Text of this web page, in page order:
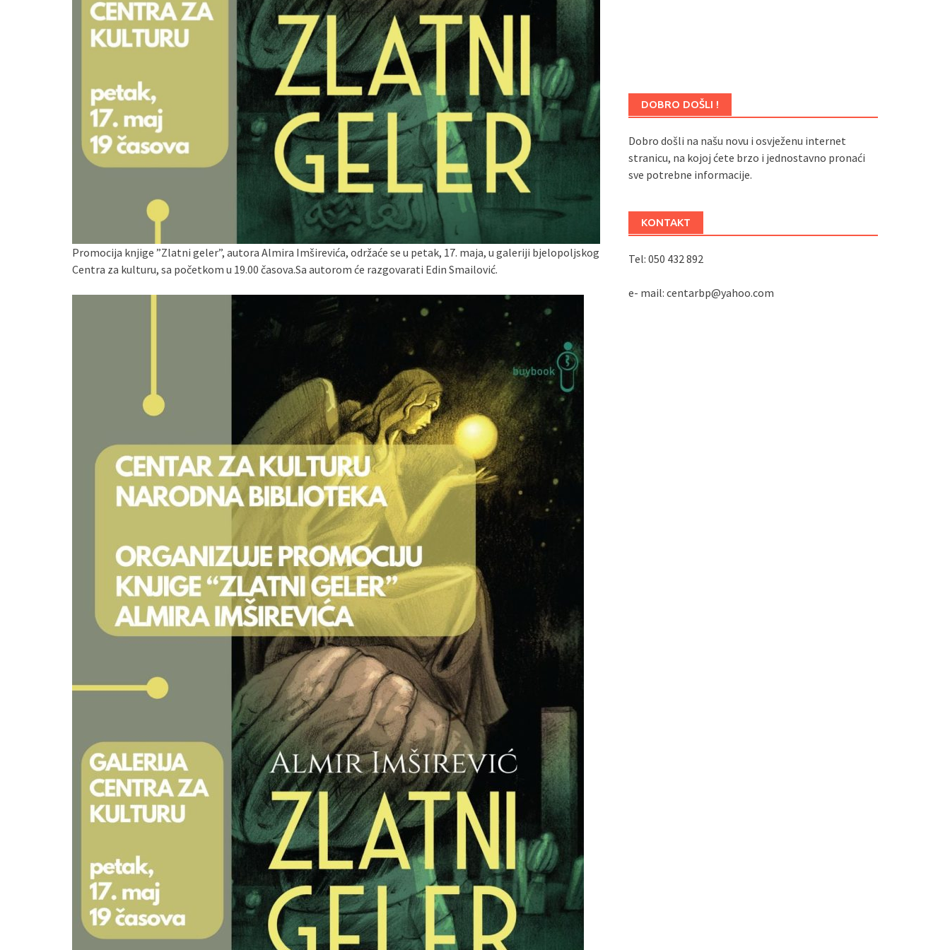
Promocija knjige ”Zlatni geler”, autora Almira Imširevića, održaće se u petak, 17. maja, u galeriji bjelopoljskog
Centra za kulturu, sa početkom u 19.00 časova.Sa autorom će razgovarati Edin Smailović.
DOBRO DOŠLI !
Dobro došli na našu novu i osvježenu internet
stranicu, na kojoj ćete brzo i jednostavno pronaći
sve potrebne informacije.
KONTAKT
Tel: 050 432 892
e- mail: centarbp@yahoo.com